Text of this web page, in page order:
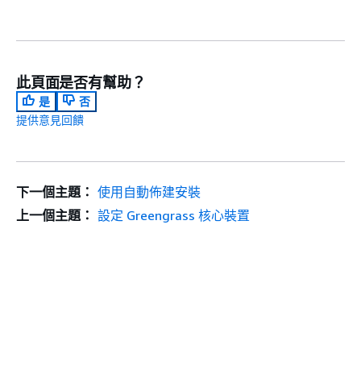
此頁面是否有幫助？
是
否
提供意見回饋
下一個主題： 使用自動佈建安裝
上一個主題： 設定 Greengrass 核心裝置